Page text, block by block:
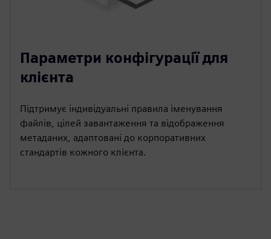
Параметри конфігурації для
клієнта
Підтримує індивідуальні правила іменування
файлів, цілей завантаження та відображення
метаданих, адаптовані до корпоративних
стандартів кожного клієнта.